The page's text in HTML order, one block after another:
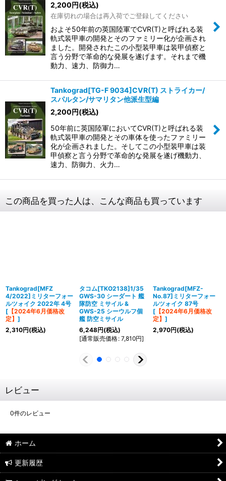
2,200円(税込)
在庫切れの場合は再入荷でご登録してください
およそ50年前の英国陸軍でCVR(T)と呼ばれる装
軌式装甲車の開発とそのファミリー化が企画され
ました。開発されたこの小型装甲車は装甲偵察と
言う分野で革命的な発展を遂げます。それまで機
動力、速力、防御力…
Tankograd[TG-F 9034]CVR(T) ストライカー/
スパルタン/サマリタン他派生型編
2,200円(税込)
50年前に英国陸軍においてCVR(T)と呼ばれる装
軌式装甲車の開発とその車体を使ったファミリー
化が企画されました。そしてこの小型装甲車は装
甲偵察と言う分野で革命的な発展を遂げ機動力、
速力、防御力、火力…
この商品を買った人は、こんな商品も買っています
Tankograd[MFZ
4/2022]ミリターフォー
ルツォイク 2022年 4号
[ 【2024年6月価格改
定】 ]
2,310円(税込)
タコム[TKO2138]1/35
GWS-30 シーダート 艦
隊防空 ミサイル &
GWS-25 シーウルフ個
艦 防空ミサイル
6,248円(税込)
[通常販売価格: 7,810円]
Tankograd[MFZ-
No.87]ミリターフォー
ルツォイク 87号
[ 【2024年6月価格改
定】 ]
2,970円(税込)
レビュー
0件のレビュー
ホーム
更新履歴